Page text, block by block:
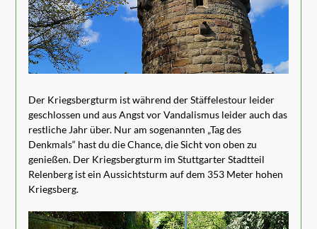
Der Kriegsbergturm ist während der Stäffelestour leider
geschlossen und aus Angst vor Vandalismus leider auch das
restliche Jahr über. Nur am sogenannten „Tag des
Denkmals“ hast du die Chance, die Sicht von oben zu
genießen. Der Kriegsbergturm im Stuttgarter Stadtteil
Relenberg ist ein Aussichtsturm auf dem 353 Meter hohen
Kriegsberg.